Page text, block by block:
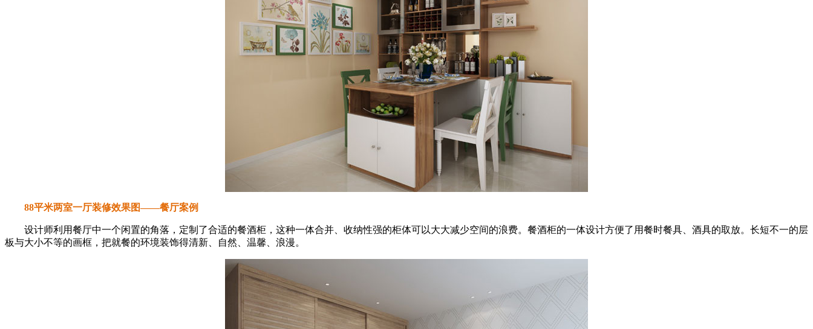
88平米两室一厅装修效果图——餐厅案例
设计师利用餐厅中一个闲置的角落，定制了合适的餐酒柜，这种一体合并、收纳性强的柜体可以大大减少空间的浪费。餐酒柜的一体设计方便了用餐时餐具、酒具的取放。长短不一的层
板与大小不等的画框，把就餐的环境装饰得清新、自然、温馨、浪漫。